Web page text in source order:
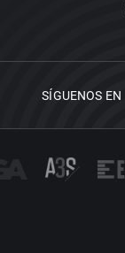
SÍGUENOS EN